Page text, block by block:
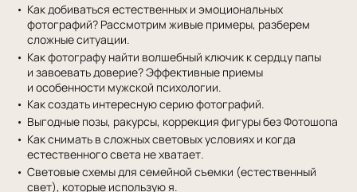
Как добиваться естественных и эмоциональных
фотографий? Рассмотрим живые примеры, разберем
сложные ситуации.
Как фотографу найти волшебный ключик к сердцу папы
и завоевать доверие? Эффективные приемы
и особенности мужской психологии.
Как создать интересную серию фотографий.
Выгодные позы, ракурсы, коррекция фигуры без Фотошопа
Как снимать в сложных световых условиях и когда
естественного света не хватает.
Световые схемы для семейной съемки (естественный
свет), которые использую я.